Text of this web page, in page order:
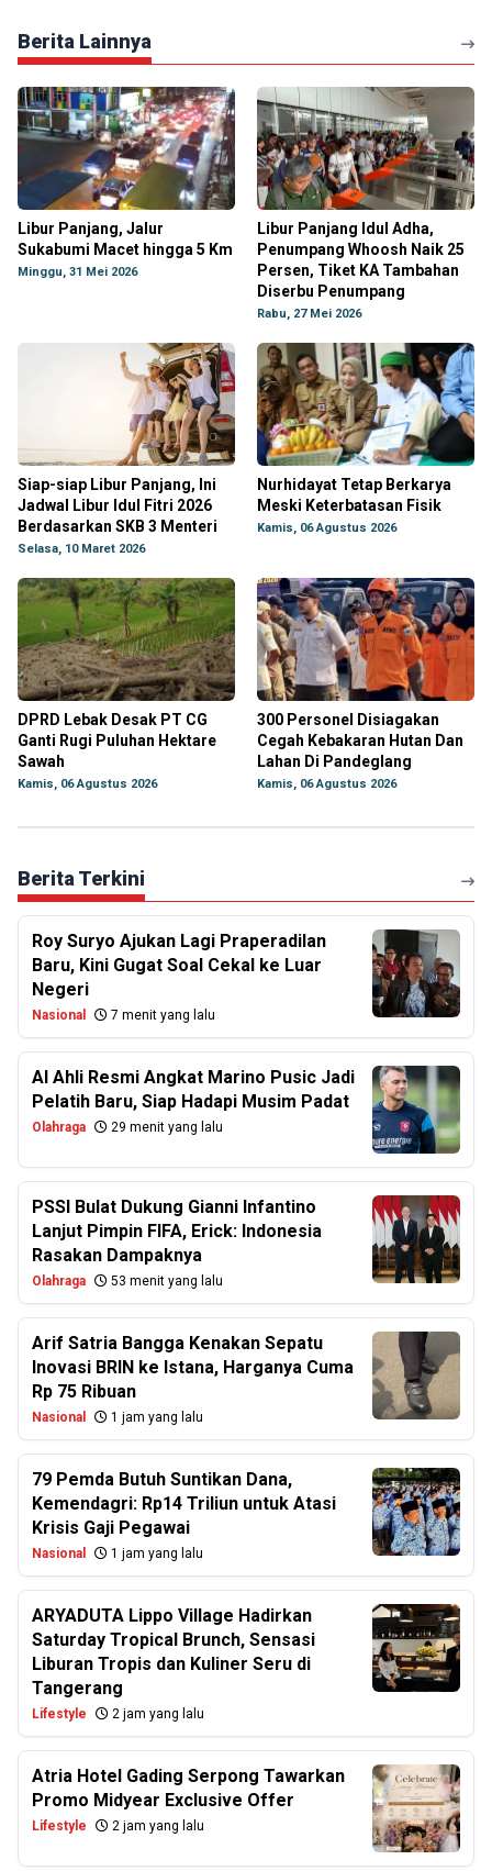
Berita Lainnya
Libur Panjang, Jalur
Sukabumi Macet hingga 5 Km
Minggu, 31 Mei 2026
Libur Panjang Idul Adha,
Penumpang Whoosh Naik 25
Persen, Tiket KA Tambahan
Diserbu Penumpang
Rabu, 27 Mei 2026
Siap-siap Libur Panjang, Ini
Jadwal Libur Idul Fitri 2026
Berdasarkan SKB 3 Menteri
Selasa, 10 Maret 2026
Nurhidayat Tetap Berkarya
Meski Keterbatasan Fisik
Kamis, 06 Agustus 2026
DPRD Lebak Desak PT CG
Ganti Rugi Puluhan Hektare
Sawah
Kamis, 06 Agustus 2026
300 Personel Disiagakan
Cegah Kebakaran Hutan Dan
Lahan Di Pandeglang
Kamis, 06 Agustus 2026
Berita Terkini
Roy Suryo Ajukan Lagi Praperadilan
Baru, Kini Gugat Soal Cekal ke Luar
Negeri
Nasional 7 menit yang lalu
Al Ahli Resmi Angkat Marino Pusic Jadi
Pelatih Baru, Siap Hadapi Musim Padat
Olahraga 29 menit yang lalu
PSSI Bulat Dukung Gianni Infantino
Lanjut Pimpin FIFA, Erick: Indonesia
Rasakan Dampaknya
Olahraga 53 menit yang lalu
Arif Satria Bangga Kenakan Sepatu
Inovasi BRIN ke Istana, Harganya Cuma
Rp 75 Ribuan
Nasional 1 jam yang lalu
79 Pemda Butuh Suntikan Dana,
Kemendagri: Rp14 Triliun untuk Atasi
Krisis Gaji Pegawai
Nasional 1 jam yang lalu
ARYADUTA Lippo Village Hadirkan
Saturday Tropical Brunch, Sensasi
Liburan Tropis dan Kuliner Seru di
Tangerang
Lifestyle 2 jam yang lalu
Atria Hotel Gading Serpong Tawarkan
Promo Midyear Exclusive Offer
Lifestyle 2 jam yang lalu